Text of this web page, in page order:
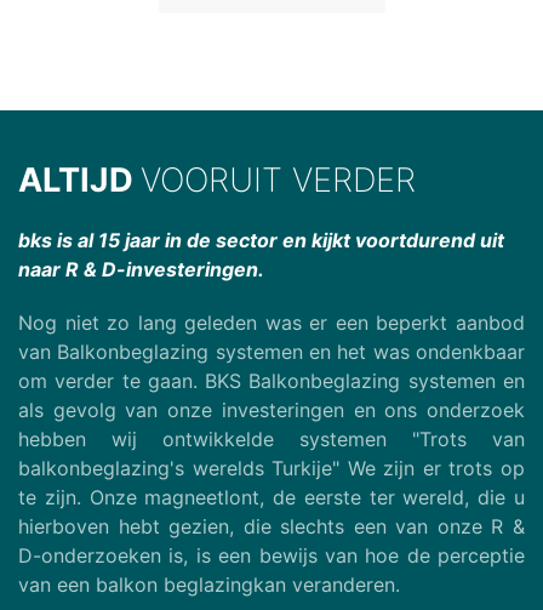
ALTIJD VOORUIT VERDER
bks is al 15 jaar in de sector en kijkt voortdurend uit
naar R & D-investeringen.
Nog niet zo lang geleden was er een beperkt aanbod
van Balkonbeglazing systemen en het was ondenkbaar
om verder te gaan. BKS Balkonbeglazing systemen en
als gevolg van onze investeringen en ons onderzoek
hebben wij ontwikkelde systemen "Trots van
balkonbeglazing's werelds Turkije" We zijn er trots op
te zijn. Onze magneetlont, de eerste ter wereld, die u
hierboven hebt gezien, die slechts een van onze R &
D-onderzoeken is, is een bewijs van hoe de perceptie
van een balkon beglazingkan veranderen.